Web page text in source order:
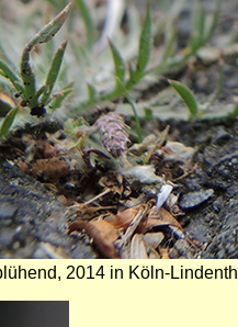
2014 in Köln-